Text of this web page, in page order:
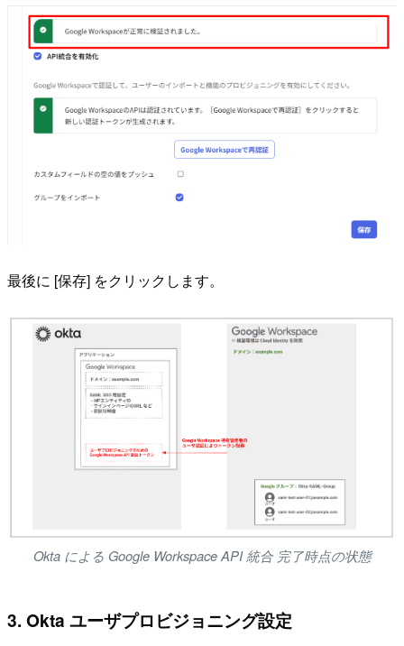
最後に [保存] をクリックします。
Okta による Google Workspace API 統合 完了時点の状態
3. Okta ユーザプロビジョニング設定